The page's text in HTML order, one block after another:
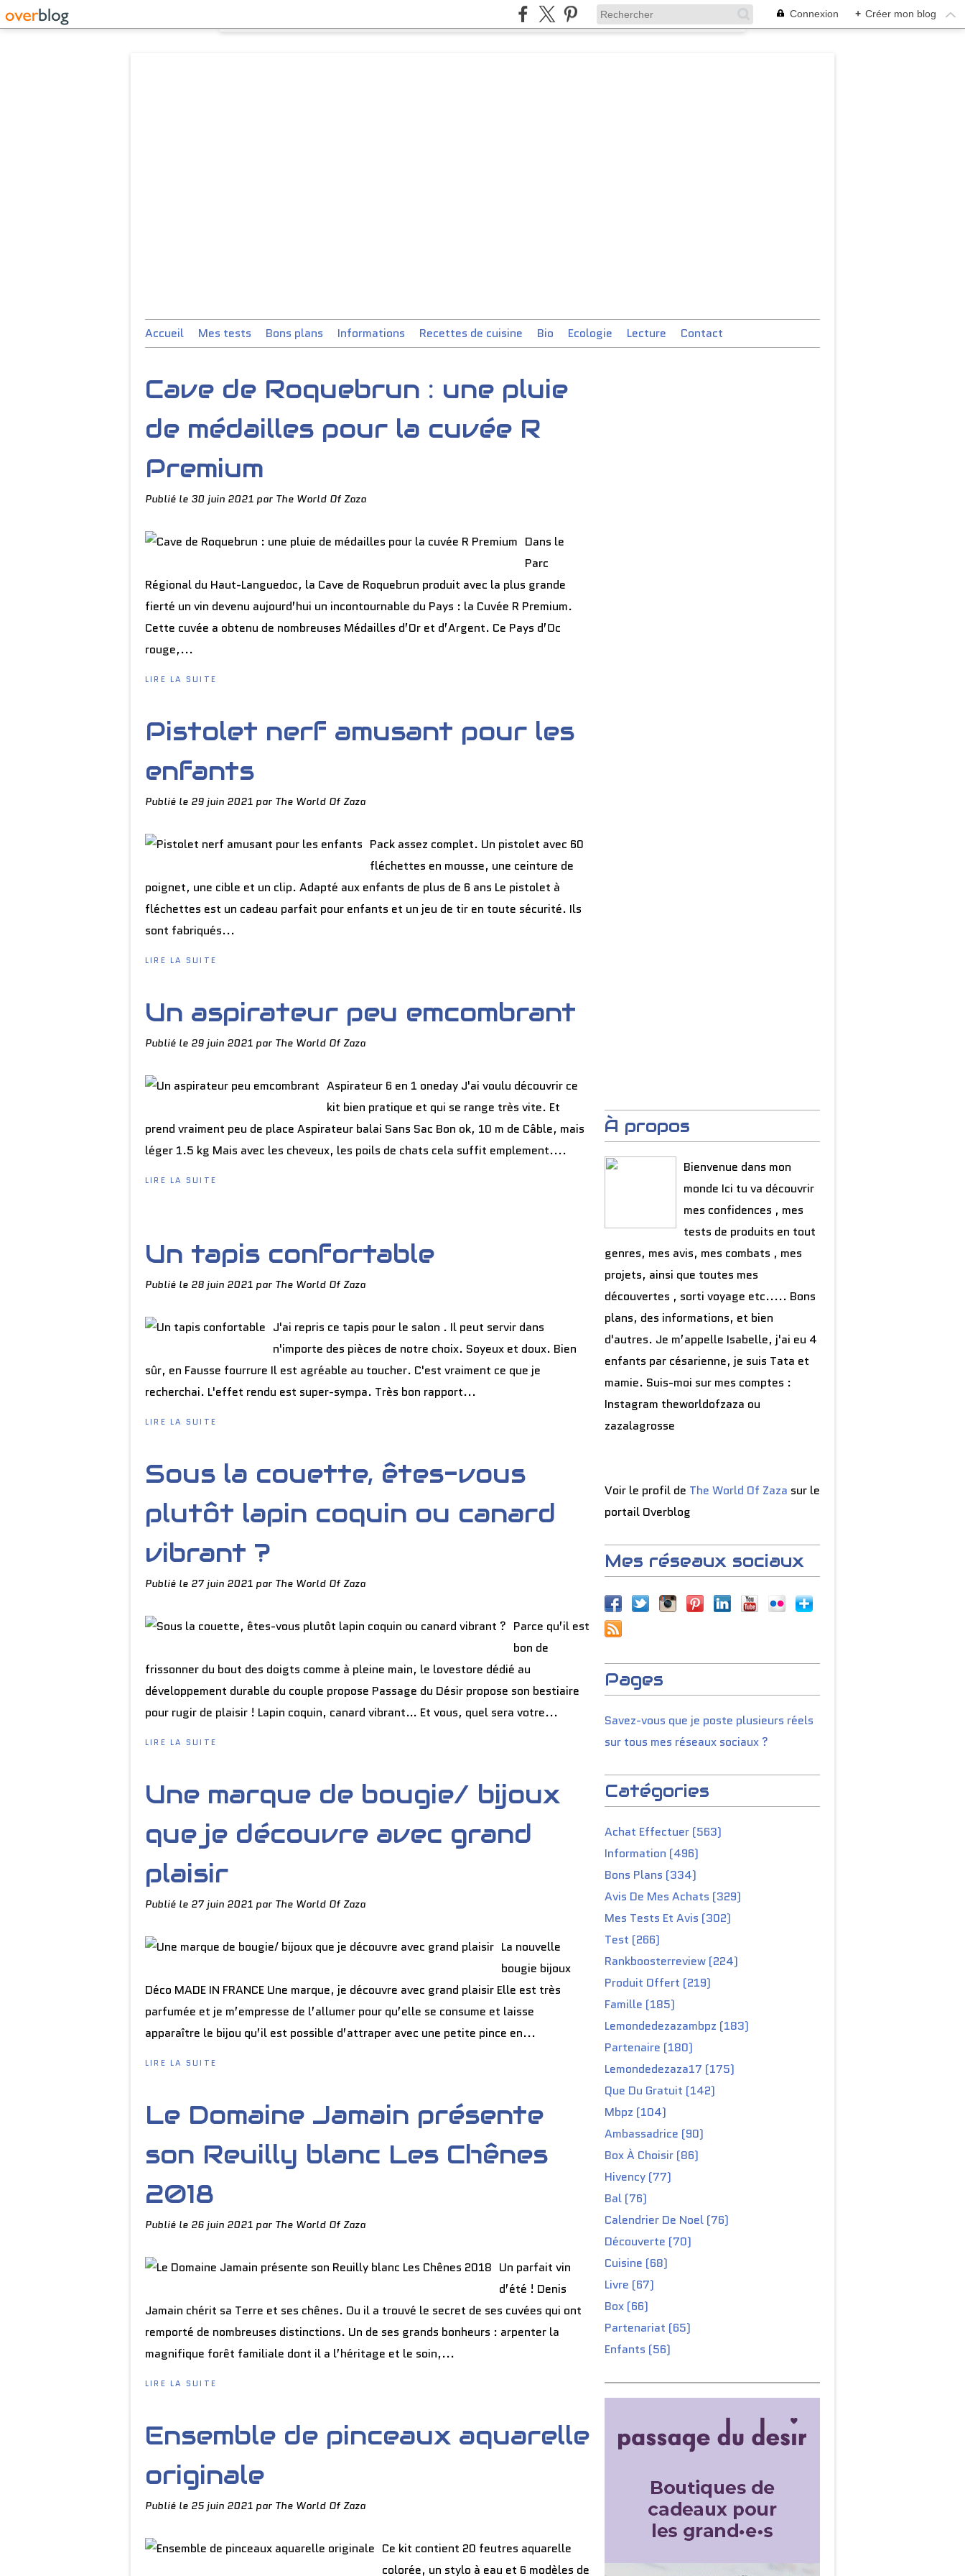
Connexion + Créer mon blog
Accueil Mes tests Bons plans Informations Recettes de cuisine Bio Ecologie Lecture Contact
Cave de Roquebrun : une pluie
de médailles pour la cuvée R
Premium
Publié le 30 juin 2021 par The World Of Zaza
Dans le
Parc
Régional du Haut-Languedoc, la Cave de Roquebrun produit avec la plus grande
fierté un vin devenu aujourd’hui un incontournable du Pays : la Cuvée R Premium.
Cette cuvée a obtenu de nombreuses Médailles d’Or et d’Argent. Ce Pays d’Oc
rouge,...
LIRE LA SUITE
Pistolet nerf amusant pour les
enfants
Publié le 29 juin 2021 par The World Of Zaza
Pack assez complet. Un pistolet avec 60
fléchettes en mousse, une ceinture de
poignet, une cible et un clip. Adapté aux enfants de plus de 6 ans Le pistolet à
fléchettes est un cadeau parfait pour enfants et un jeu de tir en toute sécurité. Ils
sont fabriqués...
LIRE LA SUITE
Un aspirateur peu emcombrant
Publié le 29 juin 2021 par The World Of Zaza
Aspirateur 6 en 1 oneday J'ai voulu découvrir ce
kit bien pratique et qui se range très vite. Et
prend vraiment peu de place Aspirateur balai Sans Sac Bon ok, 10 m de Câble, mais
léger 1.5 kg Mais avec les cheveux, les poils de chats cela suffit emplement....
LIRE LA SUITE
Un tapis confortable
Publié le 28 juin 2021 par The World Of Zaza
J'ai repris ce tapis pour le salon . Il peut servir dans
n'importe des pièces de notre choix. Soyeux et doux. Bien
sûr, en Fausse fourrure Il est agréable au toucher. C'est vraiment ce que je
recherchai. L'effet rendu est super-sympa. Très bon rapport...
LIRE LA SUITE
Sous la couette, êtes-vous
plutôt lapin coquin ou canard
vibrant ?
Publié le 27 juin 2021 par The World Of Zaza
Parce qu’il est
bon de
frissonner du bout des doigts comme à pleine main, le lovestore dédié au
développement durable du couple propose Passage du Désir propose son bestiaire
pour rugir de plaisir ! Lapin coquin, canard vibrant… Et vous, quel sera votre...
LIRE LA SUITE
Une marque de bougie/ bijoux
que je découvre avec grand
plaisir
Publié le 27 juin 2021 par The World Of Zaza
La nouvelle
bougie bijoux
Déco MADE IN FRANCE Une marque, je découvre avec grand plaisir Elle est très
parfumée et je m’empresse de l’allumer pour qu’elle se consume et laisse
apparaître le bijou qu’il est possible d’attraper avec une petite pince en...
LIRE LA SUITE
Le Domaine Jamain présente
son Reuilly blanc Les Chênes
2018
Publié le 26 juin 2021 par The World Of Zaza
Un parfait vin
d’été ! Denis
Jamain chérit sa Terre et ses chênes. Ou il a trouvé le secret de ses cuvées qui ont
remporté de nombreuses distinctions. Un de ses grands bonheurs : arpenter la
magnifique forêt familiale dont il a l’héritage et le soin,...
LIRE LA SUITE
Ensemble de pinceaux aquarelle
originale
Publié le 25 juin 2021 par The World Of Zaza
Ce kit contient 20 feutres aquarelle
colorée, un stylo à eau et 6 modèles de
À propos
Bienvenue dans mon
monde Ici tu va découvrir
mes confidences , mes
tests de produits en tout
genres, mes avis, mes combats , mes
projets, ainsi que toutes mes
découvertes , sorti voyage etc..... Bons
plans, des informations, et bien
d'autres. Je m’appelle Isabelle, j'ai eu 4
enfants par césarienne, je suis Tata et
mamie. Suis-moi sur mes comptes :
Instagram theworldofzaza ou
zazalagrosse
Voir le profil de The World Of Zaza sur le
portail Overblog
Mes réseaux sociaux
Pages
Savez-vous que je poste plusieurs réels
sur tous mes réseaux sociaux ?
Catégories
Achat Effectuer (563)
Information (496)
Bons Plans (334)
Avis De Mes Achats (329)
Mes Tests Et Avis (302)
Test (266)
Rankboosterreview (224)
Produit Offert (219)
Famille (185)
Lemondedezazambpz (183)
Partenaire (180)
Lemondedezaza17 (175)
Que Du Gratuit (142)
Mbpz (104)
Ambassadrice (90)
Box À Choisir (86)
Hivency (77)
Bal (76)
Calendrier De Noel (76)
Découverte (70)
Cuisine (68)
Livre (67)
Box (66)
Partenariat (65)
Enfants (56)